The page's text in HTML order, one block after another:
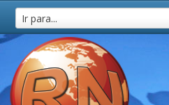
Ir para...